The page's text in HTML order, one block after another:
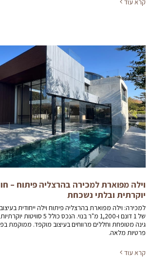
קרא עוד
וילה מפוארת למכירה בהרצליה פיתוח –
יוקרתית ובלתי נשכחת
למכירה: וילה מפוארת בהרצליה פיתוח וילה ייחודית
גינה מטופחת וחללים מרווחים בעיצוב מוקפד. ממוקמת
פרטיות מלאה.
קרא עוד